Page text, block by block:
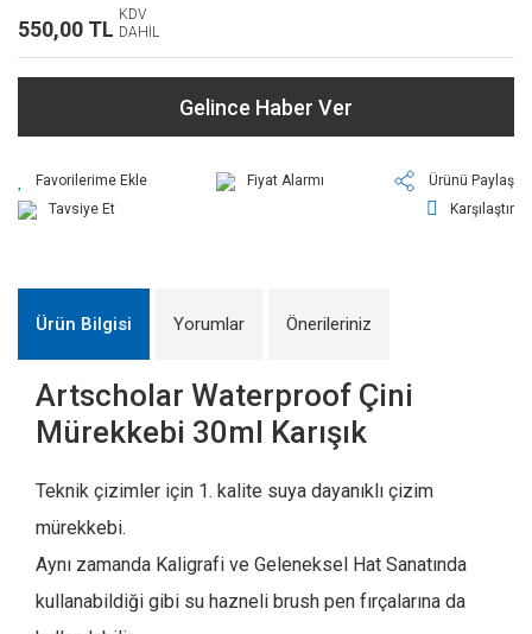
550,00 TL
KDV
DAHİL
Gelince Haber Ver
Fiyat Alarmı
Ürünü Paylaş
Tavsiye Et
Karşılaştır
Ürün Bilgisi Yorumlar Önerileriniz
Artscholar Waterproof Çini
Mürekkebi 30ml Karışık
Teknik çizimler için 1. kalite suya dayanıklı çizim
mürekkebi.
Aynı zamanda Kaligrafi ve Geleneksel Hat Sanatında
kullanabildiği gibi su hazneli brush pen fırçalarına da